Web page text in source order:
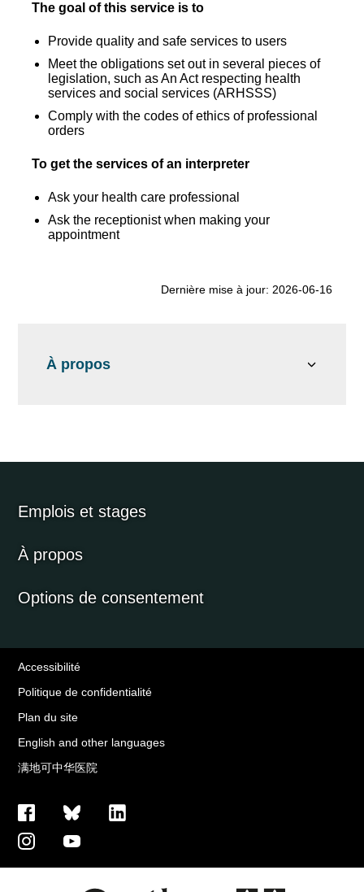
À propos
The goal of this service is to
Provide quality and safe services to users
Meet the obligations set out in several pieces of
legislation, such as An Act respecting health
services and social services (ARHSSS)
Comply with the codes of ethics of professional
orders
To get the services of an interpreter
Ask your health care professional
Ask the receptionist when making your
appointment
Dernière mise à jour: 2026-06-16
Emplois et stages
À propos
Options de consentement
Accessibilité
Politique de confidentialité
Plan du site
English and other languages
满地可中华医院